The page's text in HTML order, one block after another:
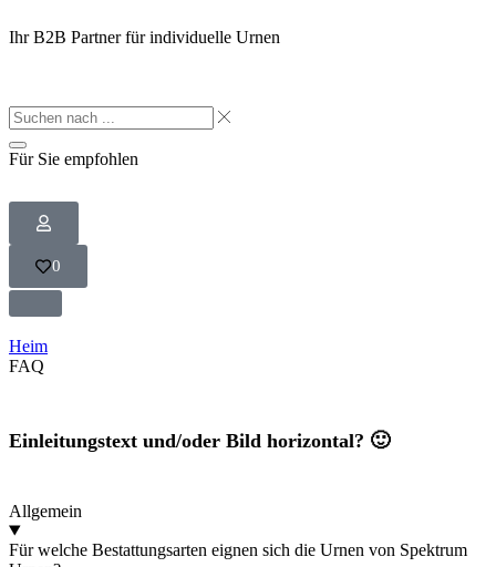
Ihr B2B Partner für individuelle Urnen
Für Sie empfohlen
0
Heim
FAQ
Einleitungstext und/oder Bild horizontal? 🙂
Allgemein
Für welche Bestattungsarten eignen sich die Urnen von Spektrum